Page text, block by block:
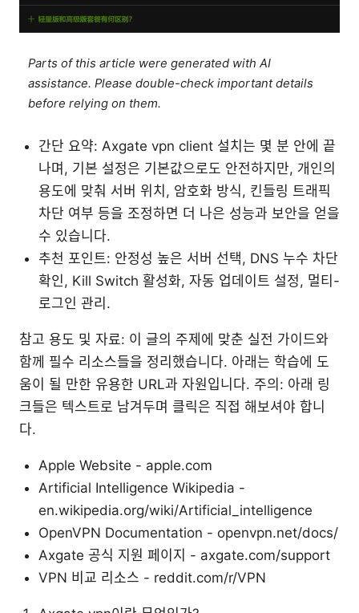
Parts of this article were generated with AI
assistance. Please double-check important details
before relying on them.
간단 요약: Axgate vpn client 설치는 몇 분 안에 끝
나며, 기본 설정은 기본값으로도 안전하지만, 개인의
용도에 맞춰 서버 위치, 암호화 방식, 킨들링 트래픽
차단 여부 등을 조정하면 더 나은 성능과 보안을 얻을
수 있습니다.
추천 포인트: 안정성 높은 서버 선택, DNS 누수 차단
확인, Kill Switch 활성화, 자동 업데이트 설정, 멀티-
로그인 관리.
참고 용도 및 자료: 이 글의 주제에 맞춘 실전 가이드와
함께 필수 리소스들을 정리했습니다. 아래는 학습에 도
움이 될 만한 유용한 URL과 자원입니다. 주의: 아래 링
크들은 텍스트로 남겨두며 클릭은 직접 해보셔야 합니
다.
Apple Website - apple.com
Artificial Intelligence Wikipedia -
en.wikipedia.org/wiki/Artificial_intelligence
OpenVPN Documentation - openvpn.net/docs/
Axgate 공식 지원 페이지 - axgate.com/support
VPN 비교 리소스 - reddit.com/r/VPN